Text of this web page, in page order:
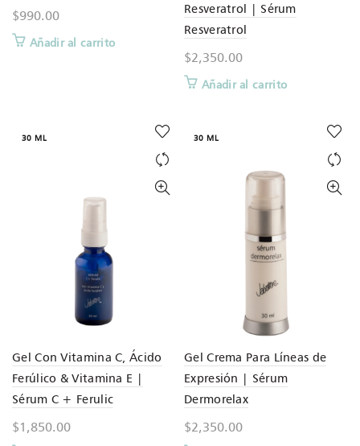
$990.00
Añadir al carrito
Resveratrol | Sérum
Resveratrol
$2,350.00
Añadir al carrito
30 ML
Gel Con Vitamina C, Ácido
Ferúlico & Vitamina E |
Sérum C + Ferulic
$1,850.00
30 ML
Gel Crema Para Líneas de
Expresión | Sérum
Dermorelax
$2,350.00